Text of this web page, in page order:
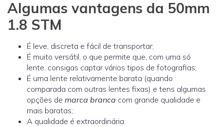
Algumas vantagens da 50mm
1.8 STM
É leve, discreta e fácil de transportar;
É muito versátil, o que permite que, com uma só
lente, consigas captar vários tipos de fotografias;
É uma lente relativamente barata (quando
comparada com outras lentes fixas) e tens algumas
opções de marca branca com grande qualidade e
mais baratas;
A qualidade é extraordinária.